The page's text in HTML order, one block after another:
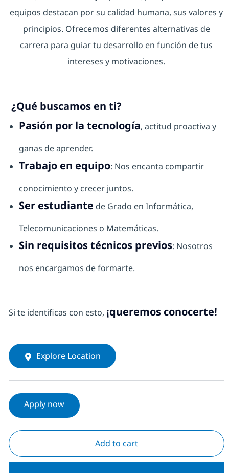
equipos destacan por su calidad humana, sus valores y
principios. Ofrecemos diferentes alternativas de
carrera para guiar tu desarrollo en función de tus
intereses y motivaciones.
¿Qué buscamos en ti?
Pasión por la tecnología, actitud proactiva y
ganas de aprender.
Trabajo en equipo: Nos encanta compartir
conocimiento y crecer juntos.
Ser estudiante de Grado en Informática,
Telecomunicaciones o Matemáticas.
Sin requisitos técnicos previos: Nosotros
nos encargamos de formarte.
Si te identificas con esto, ¡queremos conocerte!
Explore Location
Apply now
Add to cart